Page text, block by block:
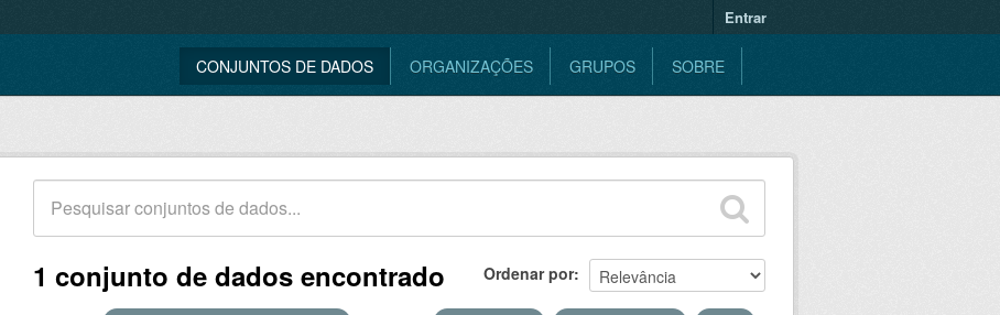
Entrar
CONJUNTOS DE DADOS ORGANIZAÇÕES GRUPOS SOBRE
Ordenar por
1 conjunto de dados encontrado